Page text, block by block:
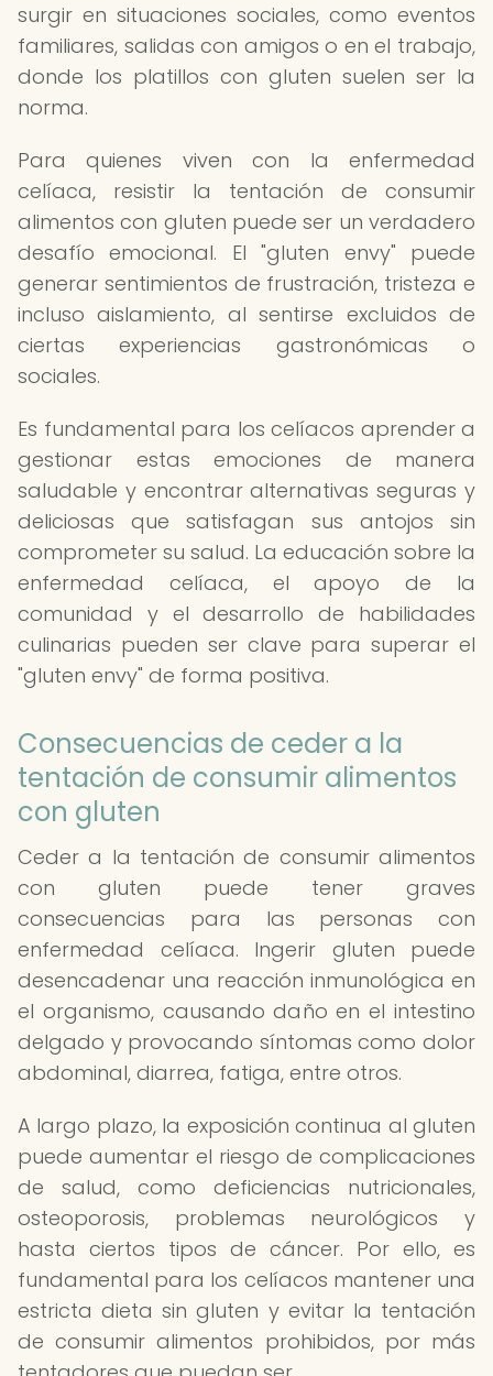
surgir en situaciones sociales, como eventos
familiares, salidas con amigos o en el trabajo,
donde los platillos con gluten suelen ser la
norma.
Para quienes viven con la enfermedad
celíaca, resistir la tentación de consumir
alimentos con gluten puede ser un verdadero
desafío emocional. El "gluten envy" puede
generar sentimientos de frustración, tristeza e
incluso aislamiento, al sentirse excluidos de
ciertas experiencias gastronómicas o
sociales.
Es fundamental para los celíacos aprender a
gestionar estas emociones de manera
saludable y encontrar alternativas seguras y
deliciosas que satisfagan sus antojos sin
comprometer su salud. La educación sobre la
enfermedad celíaca, el apoyo de la
comunidad y el desarrollo de habilidades
culinarias pueden ser clave para superar el
"gluten envy" de forma positiva.
Consecuencias de ceder a la
tentación de consumir alimentos
con gluten
Ceder a la tentación de consumir alimentos
con gluten puede tener graves
consecuencias para las personas con
enfermedad celíaca. Ingerir gluten puede
desencadenar una reacción inmunológica en
el organismo, causando daño en el intestino
delgado y provocando síntomas como dolor
abdominal, diarrea, fatiga, entre otros.
A largo plazo, la exposición continua al gluten
puede aumentar el riesgo de complicaciones
de salud, como deficiencias nutricionales,
osteoporosis, problemas neurológicos y
hasta ciertos tipos de cáncer. Por ello, es
fundamental para los celíacos mantener una
estricta dieta sin gluten y evitar la tentación
de consumir alimentos prohibidos, por más